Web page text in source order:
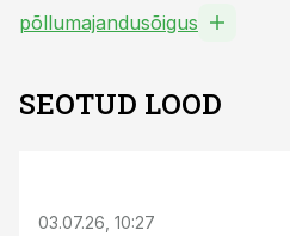
põllumajandusõigus
SEOTUD LOOD
03.07.26, 10:27